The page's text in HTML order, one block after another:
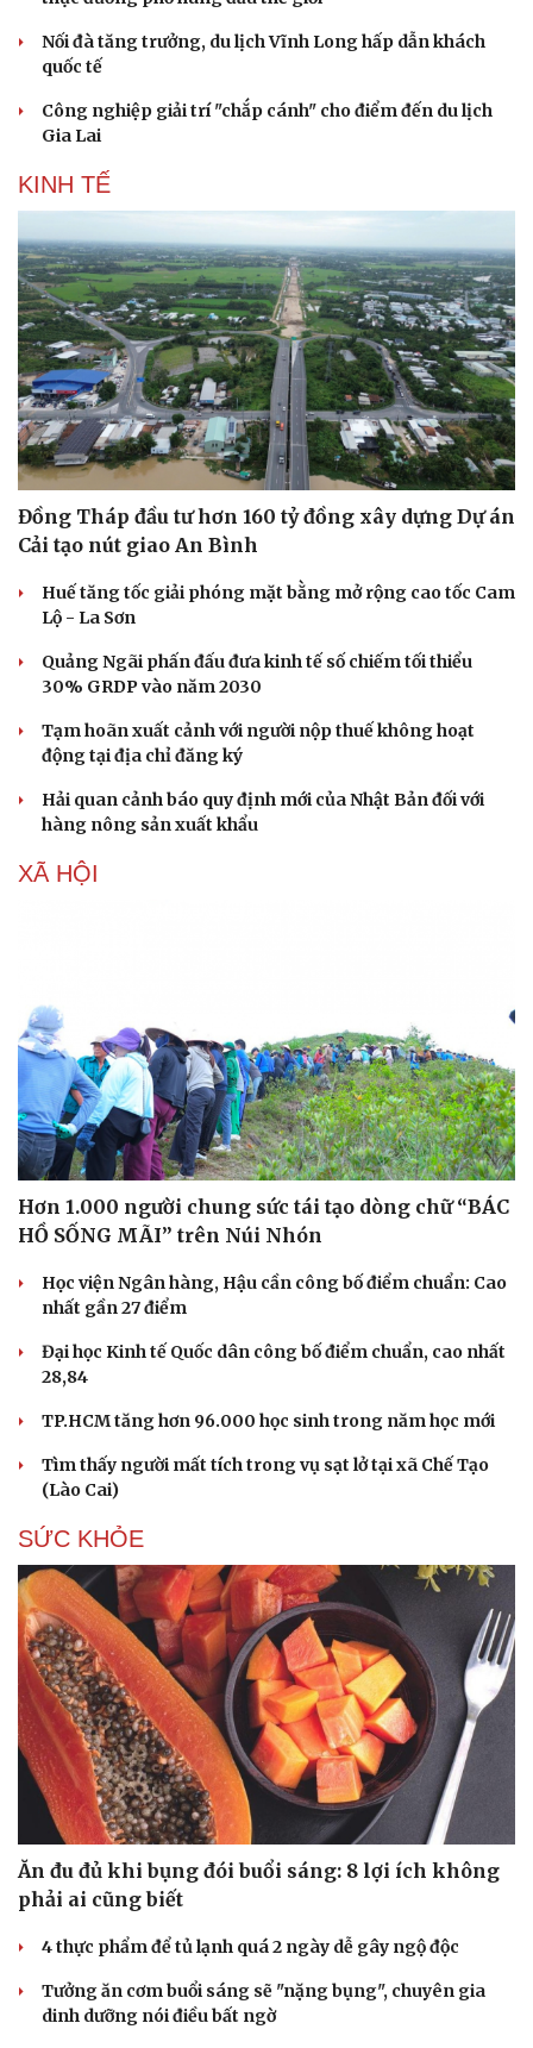
Săn Tour
check-in
Cửa sổ tình yêu
Kể chuyện cho bé
Hạt giống tâm hồn
Nối đà tăng trưởng, du lịch Vĩnh Long hấp dẫn khách
quốc tế
Công nghiệp giải trí "chắp cánh" cho điểm đến du lịch
Gia Lai
KINH TẾ
Đồng Tháp đầu tư hơn 160 tỷ đồng xây dựng Dự án
Cải tạo nút giao An Bình
Huế tăng tốc giải phóng mặt bằng mở rộng cao tốc Cam
Lộ - La Sơn
Quảng Ngãi phấn đấu đưa kinh tế số chiếm tối thiểu
30% GRDP vào năm 2030
Tạm hoãn xuất cảnh với người nộp thuế không hoạt
động tại địa chỉ đăng ký
Hải quan cảnh báo quy định mới của Nhật Bản đối với
hàng nông sản xuất khẩu
XÃ HỘI
Hơn 1.000 người chung sức tái tạo dòng chữ “BÁC
HỒ SỐNG MÃI” trên Núi Nhón
Học viện Ngân hàng, Hậu cần công bố điểm chuẩn: Cao
nhất gần 27 điểm
Đại học Kinh tế Quốc dân công bố điểm chuẩn, cao nhất
28,84
TP.HCM tăng hơn 96.000 học sinh trong năm học mới
Tìm thấy người mất tích trong vụ sạt lở tại xã Chế Tạo
(Lào Cai)
SỨC KHỎE
Ăn đu đủ khi bụng đói buổi sáng: 8 lợi ích không
phải ai cũng biết
4 thực phẩm để tủ lạnh quá 2 ngày dễ gây ngộ độc
Tưởng ăn cơm buổi sáng sẽ "nặng bụng", chuyên gia
dinh dưỡng nói điều bất ngờ